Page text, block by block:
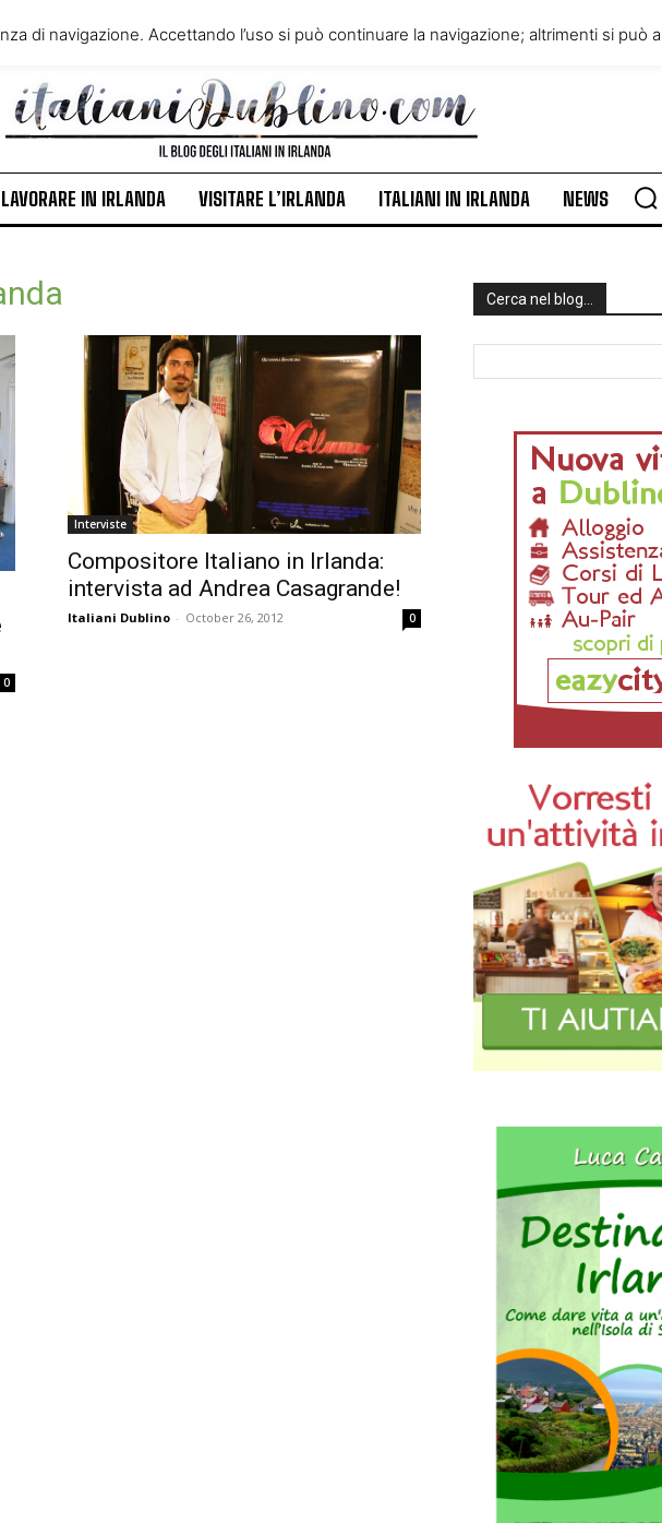
VIVERE IN IRLANDA
ITALIANI IN IRLANDA
NEWS
LAVORARE IN IRLANDA VISITARE L’IRLANDA ITALIANI IN IRLANDA NEWS
0
Interviste
Compositore Italiano in Irlanda:
intervista ad Andrea Casagrande!
Italiani Dublino - October 26, 2012 0
Cerca nel blog…
di navigazione. Accettando l’uso si può continuare la navigazione; altrimenti si può